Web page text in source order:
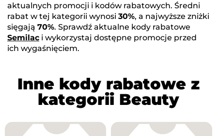
aktualnych promocji i kodów rabatowych. Średni
rabat w tej kategorii wynosi 30%, a najwyższe zniżki
sięgają 70%. Sprawdź aktualne kody rabatowe
Semilac i wykorzystaj dostępne promocje przed
ich wygaśnięciem.
Inne kody rabatowe z
kategorii Beauty